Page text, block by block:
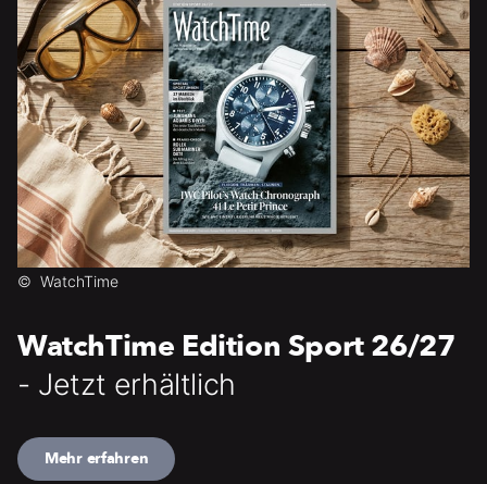
© WatchTime
WatchTime Edition Sport 26/27
- Jetzt erhältlich
Mehr erfahren